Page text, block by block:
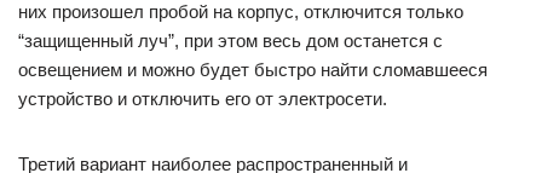
них произошел пробой на корпус, отключится только
“защищенный луч”, при этом весь дом останется с
освещением и можно будет быстро найти сломавшееся
устройство и отключить его от электросети.
Третий вариант наиболее распространенный и